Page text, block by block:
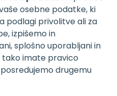
osebne podatke, ki
podlagi privolitve ali za
izpišemo in
splošno uporabljani in
tako imate pravico
drugemu